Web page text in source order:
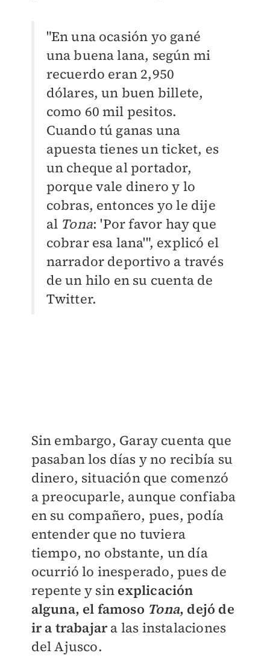
"En una ocasión yo gané
una buena lana, según mi
recuerdo eran 2,950
dólares, un buen billete,
como 60 mil pesitos.
Cuando tú ganas una
apuesta tienes un ticket, es
un cheque al portador,
porque vale dinero y lo
cobras, entonces yo le dije
al Tona: 'Por favor hay que
cobrar esa lana'", explicó el
narrador deportivo a través
de un hilo en su cuenta de
Twitter.
Sin embargo, Garay cuenta que
pasaban los días y no recibía su
dinero, situación que comenzó
a preocuparle, aunque confiaba
en su compañero, pues, podía
entender que no tuviera
tiempo, no obstante, un día
ocurrió lo inesperado, pues de
repente y sin explicación
alguna, el famoso Tona, dejó de
ir a trabajara las instalaciones
del Ajusco.